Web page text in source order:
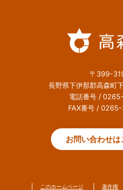
〒399-
長野県下伊那郡高森町
電話番号 /
FAX番号 /
お問い合わせは
このホームページ 著作権